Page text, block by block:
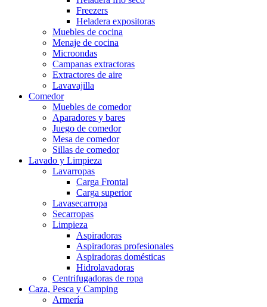
Freezers
Heladera expositoras
Muebles de cocina
Menaje de cocina
Microondas
Campanas extractoras
Extractores de aire
Lavavajilla
Comedor
Muebles de comedor
Aparadores y bares
Juego de comedor
Mesa de comedor
Sillas de comedor
Lavado y Limpieza
Lavarropas
Carga Frontal
Carga superior
Lavasecarropa
Secarropas
Limpieza
Aspiradoras
Aspiradoras profesionales
Aspiradoras domésticas
Hidrolavadoras
Centrifugadoras de ropa
Caza, Pesca y Camping
Armería